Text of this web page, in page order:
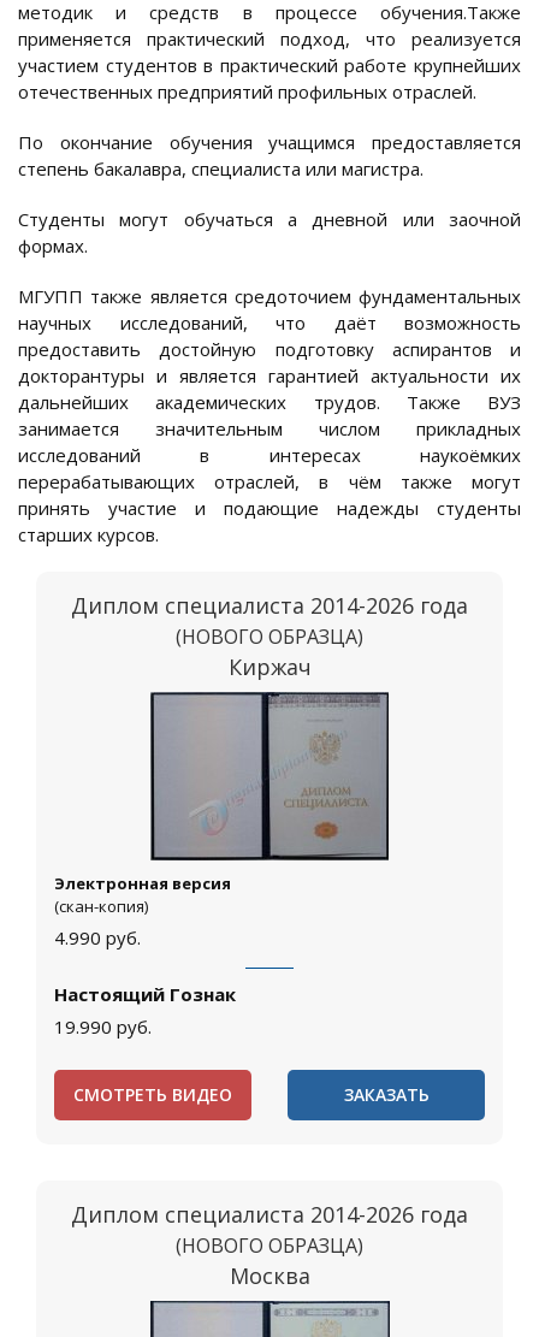
методик и средств в процессе обучения.Также
применяется практический подход, что реализуется
участием студентов в практический работе крупнейших
отечественных предприятий профильных отраслей.
По окончание обучения учащимся предоставляется
степень бакалавра, специалиста или магистра.
Студенты могут обучаться а дневной или заочной
формах.
МГУПП также является средоточием фундаментальных
научных исследований, что даёт возможность
предоставить достойную подготовку аспирантов и
докторантуры и является гарантией актуальности их
дальнейших академических трудов. Также ВУЗ
занимается значительным числом прикладных
исследований в интересах наукоёмких
перерабатывающих отраслей, в чём также могут
принять участие и подающие надежды студенты
старших курсов.
Диплом специалиста 2014-2026 года
(НОВОГО ОБРАЗЦА)
Киржач
Электронная версия
(скан-копия)
4.990 руб.
Настоящий Гознак
19.990 руб.
СМОТРЕТЬ ВИДЕО ЗАКАЗАТЬ
Диплом специалиста 2014-2026 года
(НОВОГО ОБРАЗЦА)
Москва